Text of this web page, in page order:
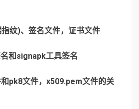
纹)、签名文件，证书文件
和signapk工具签名
pk8文件，x509.pem文件的关